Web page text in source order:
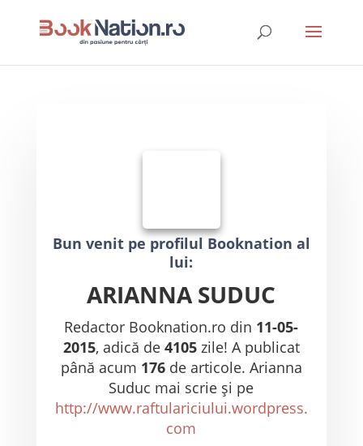
Bun venit pe profilul Booknation al
lui:
ARIANNA SUDUC
Redactor Booknation.ro din 11-05-
2015, adică de 4105zile! A publicat
până acum 176de articole. Arianna
Suduc mai scrie și pe
http://www.raftulariciului.wordpress.
com